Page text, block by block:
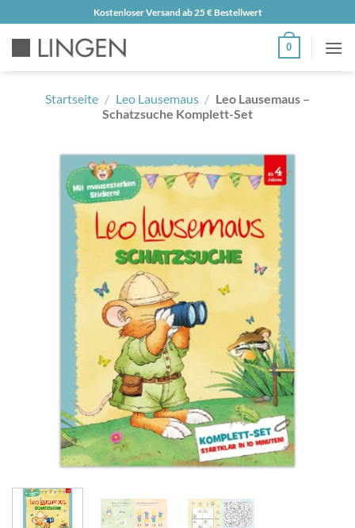
Inhalt
Kostenloser Versand ab 25 € Bestellwert
0
Startseite / Leo Lausemaus / Leo Lausemaus –
Schatzsuche Komplett-Set